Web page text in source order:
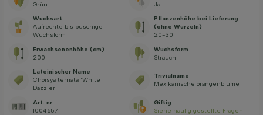
Grün
Ja
Wuchsart
Aufrechte bis buschige
Wuchsform
Pflanzenhöhe bei Lieferung
(ohne Wurzeln)
20-30
Erwachsenenhöhe (cm)
200
Wuchsform
Strauch
Lateinischer Name
Choisya ternata 'White
Dazzler'
Trivialname
Mexikanische orangenblume
Art. nr.
1004657
Giftig
Siehe häufig gestellte Fragen